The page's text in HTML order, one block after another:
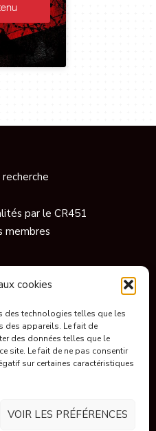
cookies
des technologies telles que les
des appareils. Le fait de
des données telles que le
site. Le fait de ne pas consentir
sur certaines caractéristiques
VOIR LES PRÉFÉRENCES
par le CR451
membres